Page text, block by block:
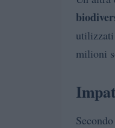
milioni